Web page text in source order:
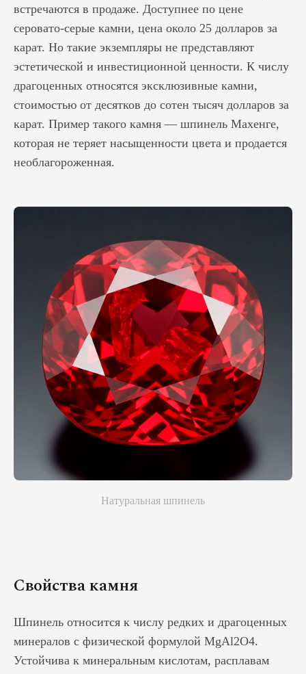
встречаются в продаже. Доступнее по цене
серовато-серые камни, цена около 25 долларов за
карат. Но такие экземпляры не представляют
эстетической и инвестиционной ценности. К числу
драгоценных относятся эксклюзивные камни,
стоимостью от десятков до сотен тысяч долларов за
карат. Пример такого камня — шпинель Махенге,
которая не теряет насыщенности цвета и продается
необлагороженная.
Натуральная шпинель
Свойства камня
Шпинель относится к числу редких и драгоценных
минералов с физической формулой MgAl2O4.
Устойчива к минеральным кислотам, расплавам